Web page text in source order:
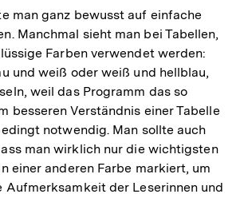
man ganz bewusst auf einfache
Manchmal sieht man bei Tabellen,
Farben verwendet werden:
und weiß oder weiß und hellblau,
weil das Programm das so
besseren Verständnis einer Tabelle
notwendig. Man sollte auch
man wirklich nur die wichtigsten
einer anderen Farbe markiert, um
der Leserinnen und